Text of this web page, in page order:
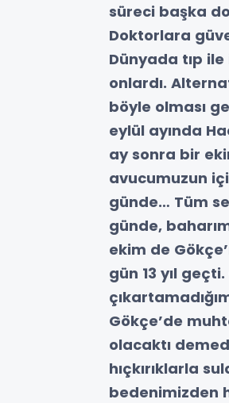
süreci başka
Doktorlara
Dünyada tıp
onlardı.
böyle olması
eylül ayında
ay sonra bir
avucumuzun
günde… Tüm
günde,
ekim de
gün 13 yıl
Gökçe’de
olacaktı
hıçkırıklarla
bedenimizden